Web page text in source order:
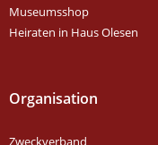
Museumsshop
Heiraten in Haus Olesen
Organisation
Zweckverband